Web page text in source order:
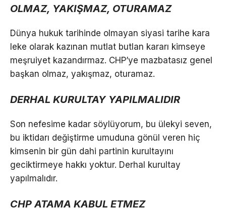
OLMAZ, YAKIŞMAZ, OTURAMAZ
Dünya hukuk tarihinde olmayan siyasi tarihe kara
leke olarak kazınan mutlat butlan kararı kimseye
meşruiyet kazandırmaz. CHP’ye mazbatasız genel
başkan olmaz, yakışmaz, oturamaz.
DERHAL KURULTAY YAPILMALIDIR
Son nefesime kadar söylüyorum, bu ülekyi seven,
bu iktidarı değiştirme umuduna gönül veren hiç
kimsenin bir gün dahi partinin kurultayını
geciktirmeye hakkı yoktur. Derhal kurultay
yapılmalıdır.
CHP ATAMA KABUL ETMEZ